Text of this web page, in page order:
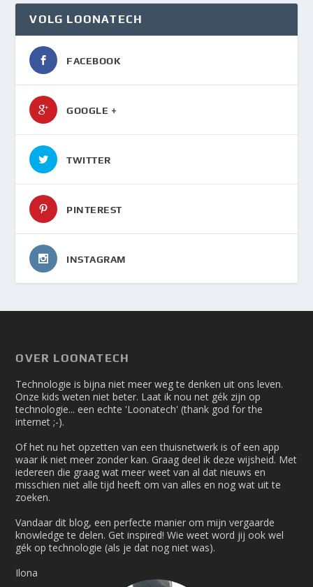
VOLG LOONATECH
FACEBOOK
GOOGLE +
TWITTER
PINTEREST
INSTAGRAM
OVER LOONATECH
Technologie is bijna niet meer weg te denken uit ons leven.
Onze kids weten niet beter. Laat ik nou net gék zijn op
technologie... een echte 'Loonatech' (thank god for the
internet ;-).
Of het nu het opzetten van een thuisnetwerk is of een app
waar ik niet meer zonder kan. Graag deel ik deze wijsheid. Met
iedereen die graag wat meer weet van al dat nieuws en
misschien niet alle tijd heeft om van alles en nog wat uit te
zoeken.
Vandaar dit blog, een perfecte manier om mijn vergaarde
knowledge te delen. Get inspired! Wie weet word jij ook wel
gék op technologie (als je dat nog niet was).
Ilona